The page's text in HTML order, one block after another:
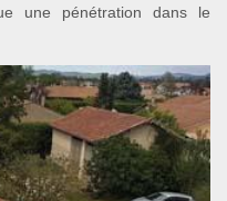
une pénétration dans le